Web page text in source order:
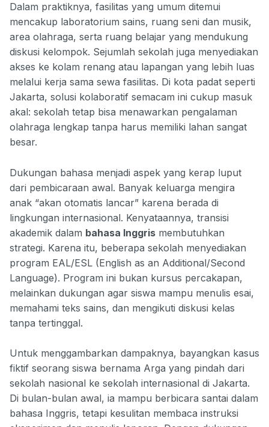
Dalam praktiknya, fasilitas yang umum ditemui
mencakup laboratorium sains, ruang seni dan musik,
area olahraga, serta ruang belajar yang mendukung
diskusi kelompok. Sejumlah sekolah juga menyediakan
akses ke kolam renang atau lapangan yang lebih luas
melalui kerja sama sewa fasilitas. Di kota padat seperti
Jakarta, solusi kolaboratif semacam ini cukup masuk
akal: sekolah tetap bisa menawarkan pengalaman
olahraga lengkap tanpa harus memiliki lahan sangat
besar.
Dukungan bahasa menjadi aspek yang kerap luput
dari pembicaraan awal. Banyak keluarga mengira
anak “akan otomatis lancar” karena berada di
lingkungan internasional. Kenyataannya, transisi
akademik dalam bahasa Inggris membutuhkan
strategi. Karena itu, beberapa sekolah menyediakan
program EAL/ESL (English as an Additional/Second
Language). Program ini bukan kursus percakapan,
melainkan dukungan agar siswa mampu menulis esai,
memahami teks sains, dan mengikuti diskusi kelas
tanpa tertinggal.
Untuk menggambarkan dampaknya, bayangkan kasus
fiktif seorang siswa bernama Arga yang pindah dari
sekolah nasional ke sekolah internasional di Jakarta.
Di bulan-bulan awal, ia mampu berbicara santai dalam
bahasa Inggris, tetapi kesulitan membaca instruksi